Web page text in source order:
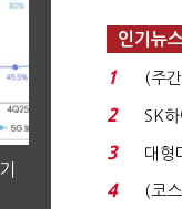
인기뉴
1
(주
세
2
SK
원간
3
대형
플러
4
(코